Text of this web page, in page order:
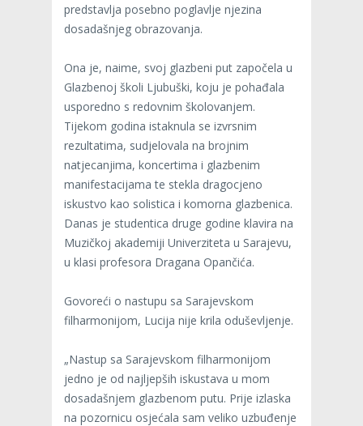
predstavlja posebno poglavlje njezina
dosadašnjeg obrazovanja.
Ona je, naime, svoj glazbeni put započela u
Glazbenoj školi Ljubuški, koju je pohađala
usporedno s redovnim školovanjem.
Tijekom godina istaknula se izvrsnim
rezultatima, sudjelovala na brojnim
natjecanjima, koncertima i glazbenim
manifestacijama te stekla dragocjeno
iskustvo kao solistica i komorna glazbenica.
Danas je studentica druge godine klavira na
Muzičkoj akademiji Univerziteta u Sarajevu,
u klasi profesora Dragana Opančića.
Govoreći o nastupu sa Sarajevskom
filharmonijom, Lucija nije krila oduševljenje.
„Nastup sa Sarajevskom filharmonijom
jedno je od najljepših iskustava u mom
dosadašnjem glazbenom putu. Prije izlaska
na pozornicu osjećala sam veliko uzbuđenje